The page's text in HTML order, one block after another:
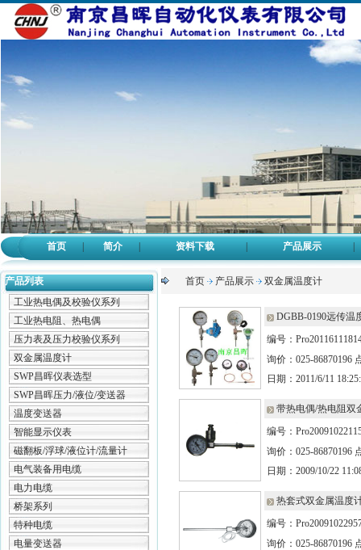
首页 简介 资料下载 产品展示
产品列表
工业热电偶及校验仪系列
工业热电阻、热电偶
压力表及压力校验仪系列
双金属温度计
SWP昌晖仪表选型
SWP昌晖压力/液位/变送器
温度变送器
智能显示仪表
磁翻板/浮球/液位计/流量计
电气装备用电缆
电力电缆
桥架系列
特种电缆
电量变送器
首页 产品展示 双金属温度计
DGBB-0190远传温
编号：
询价：025-86870196
日期：2011/6/11
带热电偶/热电阻双
编号：
询价：025-86870196
日期：2009/10/22
热套式双金属温度
编号：
询价：025-86870196